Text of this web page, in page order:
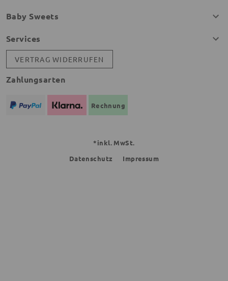
Baby Sweets
Services
VERTRAG WIDERRUFEN
Zahlungsarten
Rechnung
*inkl. MwSt.
Datenschutz
Impressum